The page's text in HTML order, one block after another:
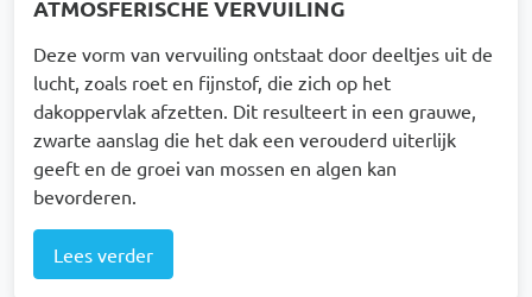
ATMOSFERISCHE VERVUILING
Deze vorm van vervuiling ontstaat door deeltjes uit de
lucht, zoals roet en fijnstof, die zich op het
dakoppervlak afzetten. Dit resulteert in een grauwe,
zwarte aanslag die het dak een verouderd uiterlijk
geeft en de groei van mossen en algen kan
bevorderen.
Lees verder